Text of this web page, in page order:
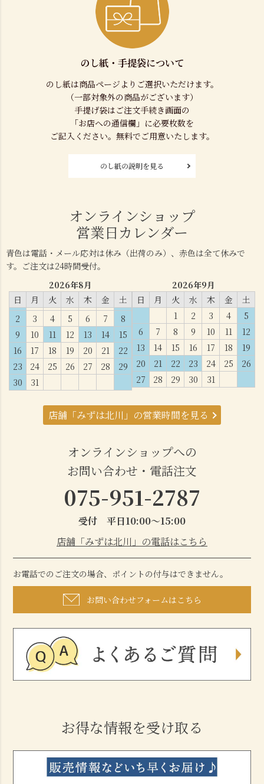
のし紙・手提袋について
のし紙は商品ページよりご選択いただけます。
（一部対象外の商品がございます）
手提げ袋はご注文手続き画面の
「お店への通信欄」に必要枚数を
ご記入ください。無料でご用意いたします。
のし紙の説明を見る
オンラインショップ
営業日カレンダー
青色は電話・メール応対は休み（出荷のみ）、赤色は全て休みで
す。ご注文は24時間受付。
2026年8月
日
月 火 水 木 金
土
2
3 4 5 6 7
8
9
10 11 12 13 14
15
16
17 18 19 20 21
22
23
24 25 26 27 28
29
30
31
2026年9月
日
月 火 水 木 金
土
1
2 3 4
5
6
7 8 9 10 11
12
13
14 15 16 17 18
19
20
21 22 23 24 25
26
27
28 29 30 31
店舗「みずは北川」の営業時間を見る
オンラインショップへの
お問い合わせ・電話注文
075-951-2787
受付 平日10:00～15:00
店舗「みずは北川」の電話はこちら
お電話でのご注文の場合、ポイントの付与はできません。
お問い合わせフォームはこちら
お得な情報を受け取る